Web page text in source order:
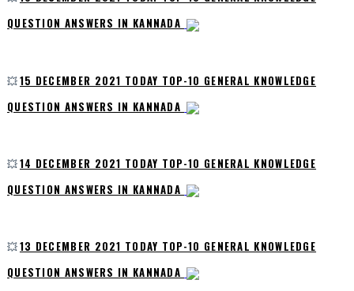
QUESTION ANSWERS IN KANNADA
💥15 DECEMBER 2021 TODAY TOP-10 GENERAL KNOWLEDGE
QUESTION ANSWERS IN KANNADA
💥14 DECEMBER 2021 TODAY TOP-10 GENERAL KNOWLEDGE
QUESTION ANSWERS IN KANNADA
💥13 DECEMBER 2021 TODAY TOP-10 GENERAL KNOWLEDGE
QUESTION ANSWERS IN KANNADA